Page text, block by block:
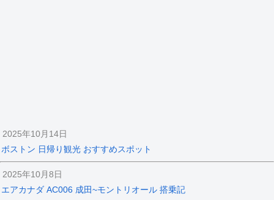
2025年10月14日
ボストン 日帰り観光 おすすめスポット
2025年10月8日
エアカナダ AC006 成田~モントリオール 搭乗記